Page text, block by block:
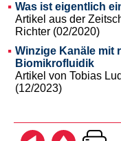
Was ist eigentlich
Artikel aus der
Richter (02/2020)
Winzige Kanäle mit
Biomikrofluidik
Artikel von Tobias
(12/2023)